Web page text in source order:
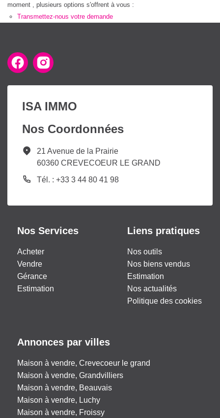
moment , plusieurs options s'offrent à vous :
Transmettez-nous votre demande
ISA IMMO
Nos Coordonnées
21 Avenue de la Prairie
60360 CREVECOEUR LE GRAND
Tél. : +33 3 44 80 41 98
Nos Services
Acheter
Vendre
Gérance
Estimation
Liens pratiques
Nos outils
Nos biens vendus
Estimation
Nos actualités
Politique des cookies
Annonces par villes
Maison à vendre, Crevecoeur le grand
Maison à vendre, Grandvilliers
Maison à vendre, Beauvais
Maison à vendre, Luchy
Maison à vendre, Froissy